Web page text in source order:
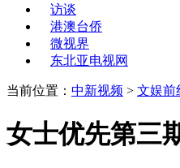
访谈
港澳台侨
微视界
东北亚电视网
当前位置： 中新视频 > 文娱前
女士优先第三